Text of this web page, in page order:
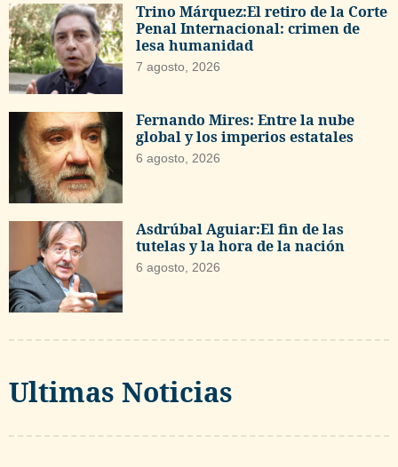
Trino Márquez:El retiro de la Corte
Penal Internacional: crimen de
lesa humanidad
7 agosto, 2026
Fernando Mires: Entre la nube
global y los imperios estatales
6 agosto, 2026
Asdrúbal Aguiar:El fin de las
tutelas y la hora de la nación
6 agosto, 2026
Ultimas Noticias